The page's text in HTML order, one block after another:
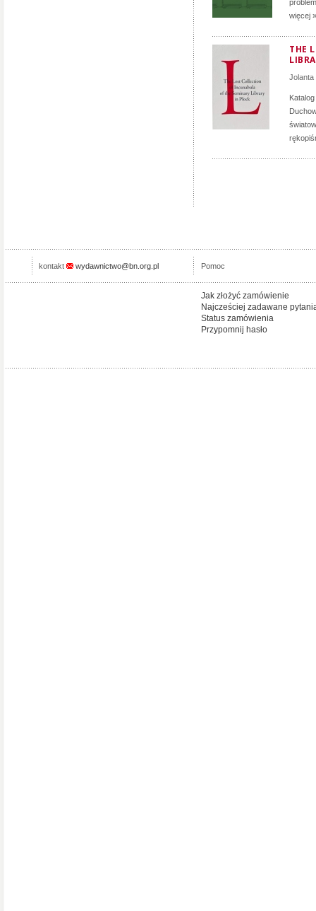
więcej »
THE
Jolanta
kontakt wydawnictwo@bn.org.pl Pomoc
Jak złożyć zamówienie
Najcześciej zadawane
Status zamówienia
Przypomnij hasło